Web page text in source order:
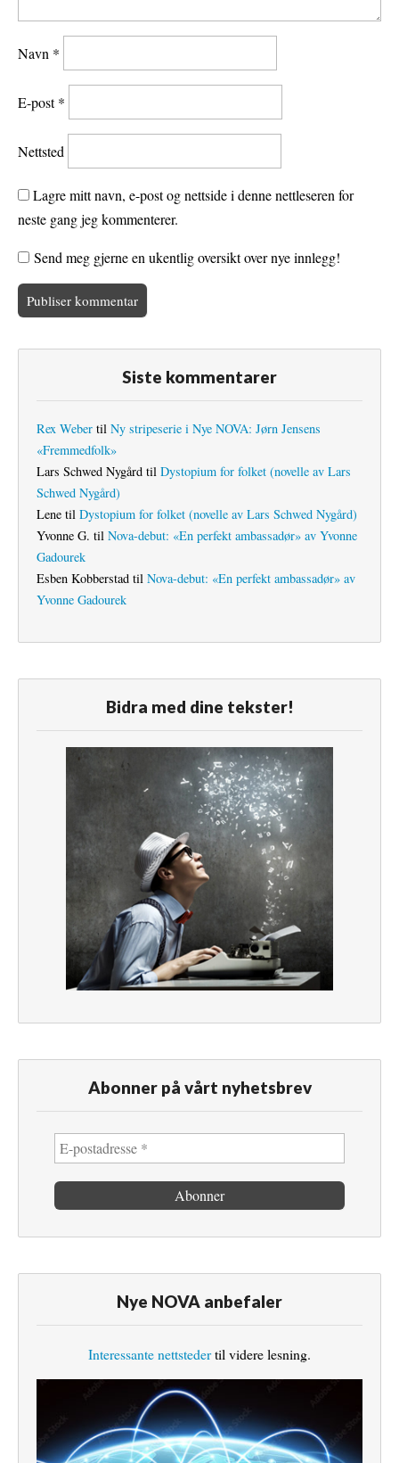
Navn *
E-post*
Nettsted
Lagre mitt navn, e-post og nettside i denne nettleseren for
neste gang jeg kommenterer.
Send meg gjerne en ukentlig oversikt over nye innlegg!
Siste kommentarer
Rex Weber til Ny stripeserie i Nye NOVA: Jørn Jensens
«Fremmedfolk»
Lars Schwed Nygård til Dystopium for folket (novelle av Lars
Schwed Nygård)
Lene til Dystopium for folket (novelle av Lars Schwed Nygård)
Yvonne G. til Nova-debut: «En perfekt ambassadør» av Yvonne
Gadourek
Esben Kobberstad til Nova-debut: «En perfekt ambassadør» av
Yvonne Gadourek
Bidra med dine tekster!
Abonner på vårt nyhetsbrev
Nye NOVA anbefaler
Interessante nettstedertil videre lesning.